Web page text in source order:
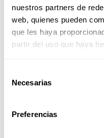
nuestros partners de
web, quienes pueden
que les haya
partir del uso que haya
Necesarias
Preferencias
Todos los productos
CPU (Processors)
Intel Xeon Gold 6146